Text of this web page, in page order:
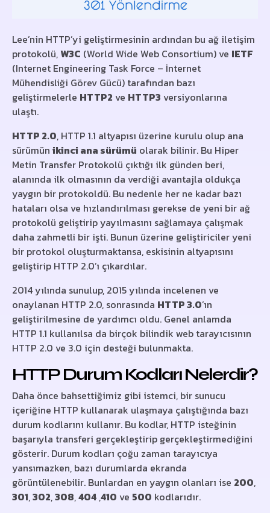
Lee’nin HTTP’yi geliştirmesinin ardından bu ağ iletişim
protokolü, W3C (World Wide Web Consortium) ve IETF
(Internet Engineering Task Force – İnternet
Mühendisliği Görev Gücü) tarafından bazı
geliştirmelerle HTTP2 ve HTTP3 versiyonlarına
ulaştı.
HTTP 2.0, HTTP 1.1 altyapısı üzerine kurulu olup ana
sürümün ikinci ana sürümü olarak bilinir. Bu Hiper
Metin Transfer Protokolü çıktığı ilk günden beri,
alanında ilk olmasının da verdiği avantajla oldukça
yaygın bir protokoldü. Bu nedenle her ne kadar bazı
hataları olsa ve hızlandırılması gerekse de yeni bir ağ
protokolü geliştirip yayılmasını sağlamaya çalışmak
daha zahmetli bir işti. Bunun üzerine geliştiriciler yeni
bir protokol oluşturmaktansa, eskisinin altyapısını
geliştirip HTTP 2.0’ı çıkardılar.
2014 yılında sunulup, 2015 yılında incelenen ve
onaylanan HTTP 2.0, sonrasında HTTP 3.0’ın
geliştirilmesine de yardımcı oldu. Genel anlamda
HTTP 1.1 kullanılsa da birçok bilindik web tarayıcısının
HTTP 2.0 ve 3.0 için desteği bulunmakta.
HTTP Durum Kodları Nelerdir?
Daha önce bahsettiğimiz gibi istemci, bir sunucu
içeriğine HTTP kullanarak ulaşmaya çalıştığında bazı
durum kodlarını kullanır. Bu kodlar, HTTP isteğinin
başarıyla transferi gerçekleştirip gerçekleştirmediğini
gösterir. Durum kodları çoğu zaman tarayıcıya
yansımazken, bazı durumlarda ekranda
görüntülenebilir. Bunlardan en yaygın olanları ise 200,
301,302,308,404 ,410 ve 500 kodlarıdır.